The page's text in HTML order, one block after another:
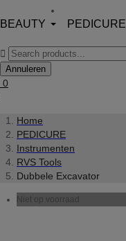
BEAUTY PEDICURE

Annuleren
0
Home
PEDICURE
Instrumenten
RVS Tools
Dubbele Excavator
Niet op voorraad